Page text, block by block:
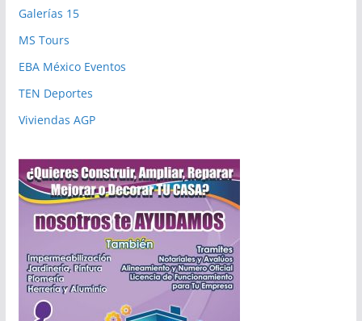
Galerías 15
MS Tours
EBA México Eventos
TEN Deportes
Viviendas AGP